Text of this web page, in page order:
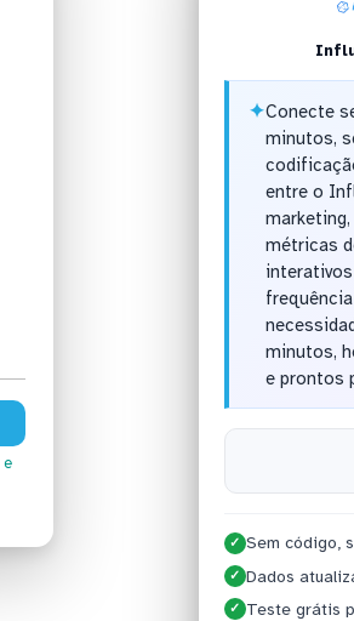
e
✦Conecte
minutos,
entre o
métricas
minutos,
e prontos
✓ Sem código,
✓ Dados
✓ Teste grátis